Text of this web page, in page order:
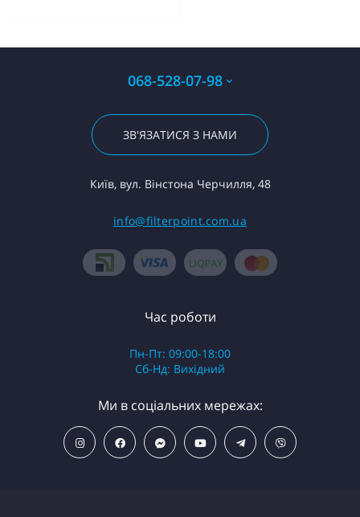
068-528-07-98
ЗВ'ЯЗАТИСЯ З НАМИ
Київ, вул. Вінстона Черчилля, 48
info@filterpoint.com.ua
Час роботи
Пн-Пт: 09:00-18:00
Сб-Нд: Вихідний
Ми в соціальних мережах: